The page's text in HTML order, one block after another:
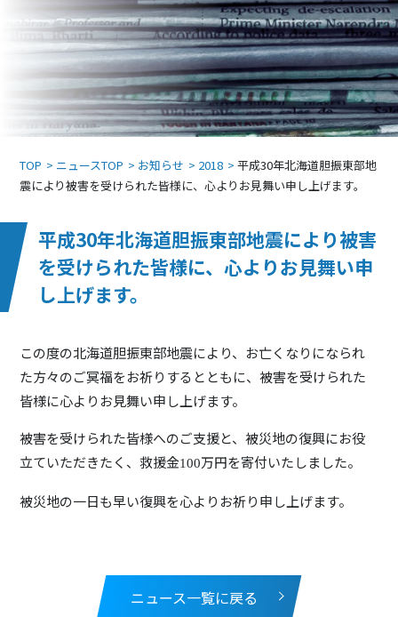
TOP ニュースTOP お知らせ 2018
平成30年北海道胆振東部地
震により被害を受けられた皆様に、心よりお見舞い申し上げます。
平成30年北海道胆振東部地震により被害
を受けられた皆様に、心よりお見舞い申
し上げます。
この度の北海道胆振東部地震により、お亡くなりになられ
た方々のご冥福をお祈りするとともに、被害を受けられた
皆様に心よりお見舞い申し上げます。
被害を受けられた皆様へのご支援と、被災地の復興にお役
立ていただきたく、救援金100万円を寄付いたしました。
被災地の一日も早い復興を心よりお祈り申し上げます。
ニュース一覧に戻る